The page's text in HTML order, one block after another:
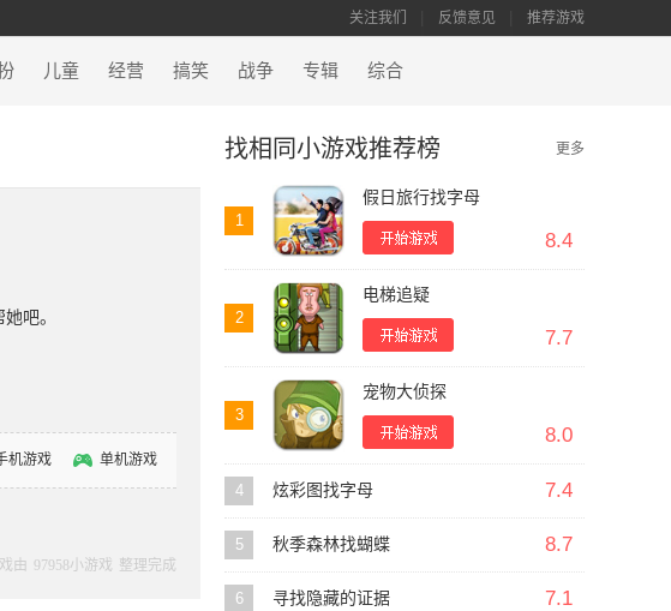
关注我们 反馈意见 推荐游戏
儿童 经营 搞笑 战争 专辑 综合
吧。
机游戏 单机游戏
由 97958小游戏 整理完成
找相同小游戏推荐榜 更多
1
假日旅行找字母
8.4
2
电梯追疑
7.7
3
宠物大侦探
8.0
4 炫彩图找字母 7.4
5 秋季森林找蝴蝶 8.7
6 寻找隐藏的证据 7.1